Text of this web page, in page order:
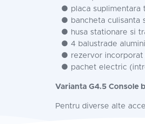
● placa suplimentara
● bancheta culisanta
● husa stationare si
● 4 balustrade
● rezervor
● pachet electric
Varianta G4.5 Console
Pentru diverse alte